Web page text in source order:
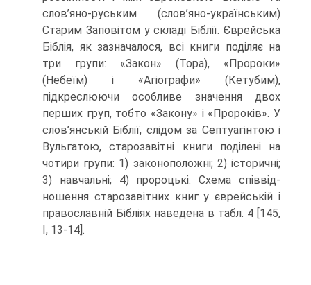
слов’яно-руським (слов’яно-українським)
Старим Заповітом у складі Біблії. Єврейська
Біблія, як зазначалося, всі книги поділяє на
три групи: «Закон» (Тора), «Пророки»
(Небеїм) і «Агіографи» (Кетубим),
підкреслюючи особливе значення двох
перших груп, тобто «Закону» і «Пророків». У
слов’янській Біблії, слідом за Септуагінтою і
Вульгатою, старозавітні книги поділені на
чотири гру­пи: 1) законоположні; 2) історичні;
3) навчальні; 4) пророцькі. Схема співвід­
ношення старозавітних книг у єврейській і
православній Бібліях наведена в табл. 4 [145,
І, 13-14].